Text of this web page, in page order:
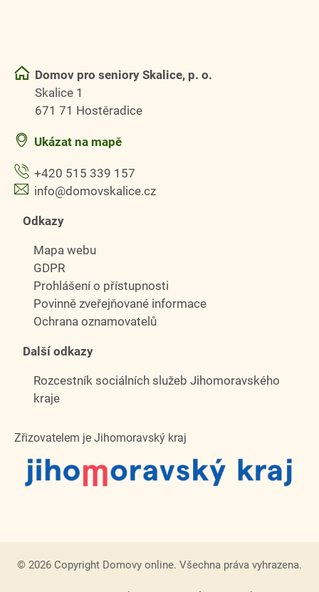
Domov pro seniory Skalice, p. o.
Skalice 1
671 71 Hostěradice
Ukázat na mapě
+420 515 339 157
info@domovskalice.cz
Odkazy
Mapa webu
GDPR
Prohlášení o přístupnosti
Povinně zveřejňované informace
Ochrana oznamovatelů
Další odkazy
Rozcestník sociálních služeb Jihomoravského
kraje
Zřizovatelem je Jihomoravský kraj
© 2026 Copyright Domovy online. Všechna práva vyhrazena.